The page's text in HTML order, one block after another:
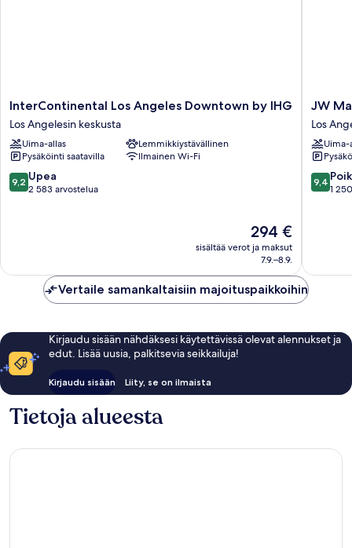
InterContinental
Los
Angeles
Downtown
by
IHG
Los
InterContinental Los Angeles Downtown by IHG
Los Angelesin keskusta
Uima-allas
Lemmikkiystävällinen
Pysäköinti saatavilla
Ilmainen Wi-Fi
9.2
kautta
9,2 Upea
2 583 arvostelua
Hinta
on
294 €
294 €
sisältää verot ja maksut
7.9.–8.9.
JW
Marriott
Los
Angeles
L.A.
LIVE
Los
JW
Los
Uima-
9.4
kautta
9,4
1
Vertaile samankaltaisiin majoituspaikkoihin
Kirjaudu sisään nähdäksesi käytettävissä olevat alennukset ja
edut. Lisää uusia, palkitsevia seikkailuja!
Kirjaudu sisään Liity, se on ilmaista
Tietoja alueesta